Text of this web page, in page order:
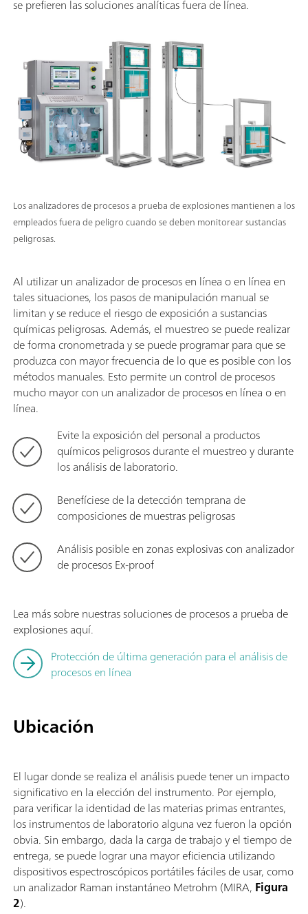
se prefieren las soluciones analíticas fuera de línea.
Los analizadores de procesos a prueba de explosiones mantienen a los
empleados fuera de peligro cuando se deben monitorear sustancias
peligrosas.
Al utilizar un analizador de procesos en línea o en línea en
tales situaciones, los pasos de manipulación manual se
limitan y se reduce el riesgo de exposición a sustancias
químicas peligrosas. Además, el muestreo se puede realizar
de forma cronometrada y se puede programar para que se
produzca con mayor frecuencia de lo que es posible con los
métodos manuales. Esto permite un control de procesos
mucho mayor con un analizador de procesos en línea o en
línea.
Evite la exposición del personal a productos
químicos peligrosos durante el muestreo y durante
los análisis de laboratorio.
Benefíciese de la detección temprana de
composiciones de muestras peligrosas
Análisis posible en zonas explosivas con analizador
de procesos Ex-proof
Lea más sobre nuestras soluciones de procesos a prueba de
explosiones aquí.
Protección de última generación para el análisis de
procesos en línea
Ubicación
El lugar donde se realiza el análisis puede tener un impacto
significativo en la elección del instrumento. Por ejemplo,
para verificar la identidad de las materias primas entrantes,
los instrumentos de laboratorio alguna vez fueron la opción
obvia. Sin embargo, dada la carga de trabajo y el tiempo de
entrega, se puede lograr una mayor eficiencia utilizando
dispositivos espectroscópicos portátiles fáciles de usar, como
un analizador Raman instantáneo Metrohm (MIRA, Figura
2).